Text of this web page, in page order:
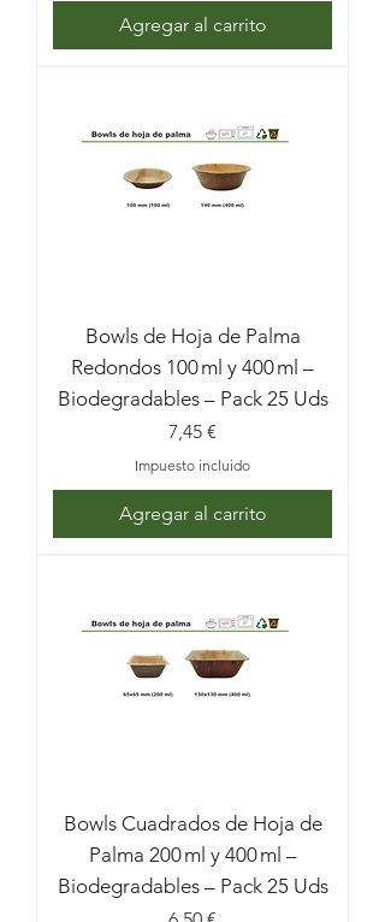
Agregar al carrito
Bowls de Hoja de Palma
Redondos 100 ml y 400 ml –
Biodegradables – Pack 25 Uds
Precio
7,45 €
Impuesto incluido
Agregar al carrito
Bowls Cuadrados de Hoja de
Palma 200 ml y 400 ml –
Biodegradables – Pack 25 Uds